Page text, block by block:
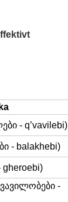
- q’vavilebi)
- balakhebi)
-